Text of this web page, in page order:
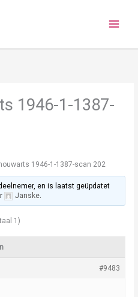
1946-1-1387-
1946-1-1387-scan 202
en is laatst geüpdatet
Janske.
1)
#9483